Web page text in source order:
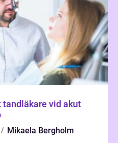
tandläkare vid akut
Mikaela Bergholm